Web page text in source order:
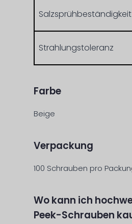
Salzsprühbeständigkeit
Strahlungstoleranz
Farbe
Beige
Verpackung
100 Schrauben pro
Wo kann ich
Peek-Schrauben